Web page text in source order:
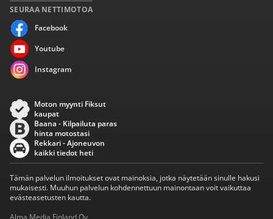
SEURAA NETTIMOTOA
Facebook
Youtube
Instagram
Moton myynti Fiksut
kaupat
Baana - Kilpailuta paras
hinta motostasi
Rekkari - Ajoneuvon
kaikki tiedot heti
Tämän palvelun ilmoitukset ovat mainoksia, jotka näytetään sinulle hakusi
mukaisesti. Muuhun palvelun kohdennettuun mainontaan voit vaikuttaa
evästeasetusten kautta.
Alma Media Finland Oy